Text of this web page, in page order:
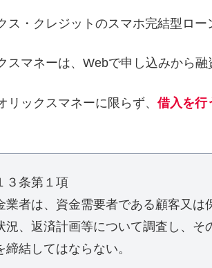
ス・クレジットのスマホ完結型ロー
スマネーは、Webで申し込みから融
リックスマネーに限らず、 借入を行
３条第１項
業者は、資金需要者である顧客又
況、返済計画等について調査し、
締結してはならない。